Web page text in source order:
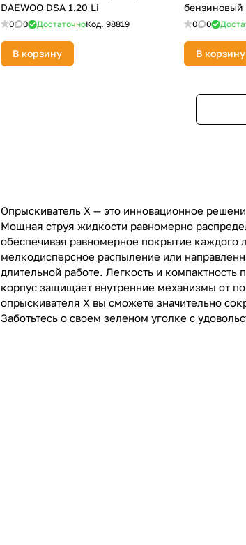
DAEWOO DSA 1.20 Li
0 0 ДостаточноКод. 98819
В корзину
бензиновый
0 0
В корзину
Опрыскиватель X — это инновационное
Мощная струя жидкости равномерно
обеспечивая равномерное покрытие каждого
мелкодисперсное распыление или
длительной работе. Легкость и компактность
корпус защищает внутренние механизмы от
опрыскивателя X вы сможете значительно
Заботьтесь о своем зеленом уголке с